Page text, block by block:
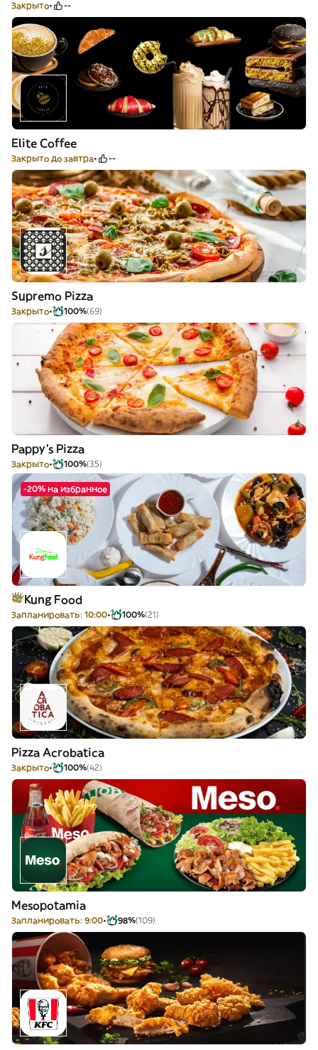
Закрыто --
Elite Coffee
Закрыто до завтра --
Supremo Pizza
Закрыто 100%(69)
Pappy's Pizza
Закрыто 100%(35)
-20% на избранное
Kung Food
Запланировать: 10:00 100%(21)
Pizza Acrobatica
Закрыто 100%(42)
Mesopotamia
Запланировать: 9:00 98%(109)